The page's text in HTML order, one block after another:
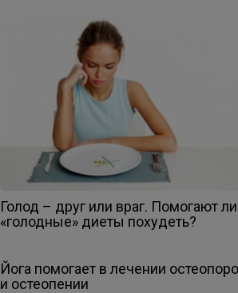
Голод – друг или враг. Помогают ли
«голодные» диеты похудеть?
Йога помогает в лечении
и остеопении